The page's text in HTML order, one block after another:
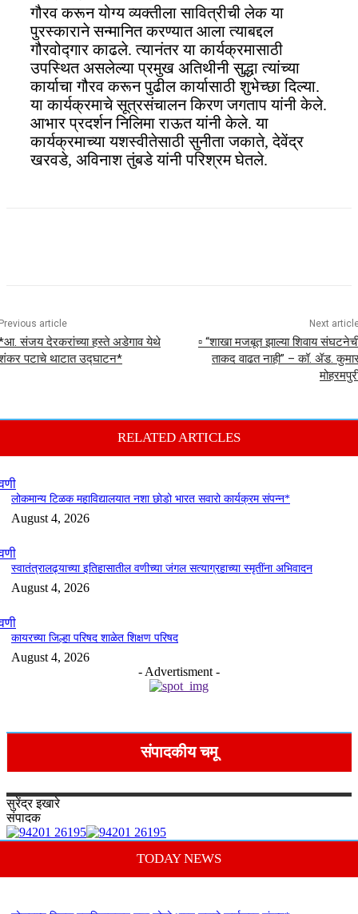
गौरव करून योग्य व्यक्तीला सावित्रीची लेक या
पुरस्काराने सन्मानित करण्यात आला त्याबद्दल
गौरवोद्गार काढले. त्यानंतर या कार्यक्रमासाठी
उपस्थित असलेल्या प्रमुख अतिथीनी सुद्धा त्यांच्या
कार्याचा गौरव करून पुढील कार्यासाठी शुभेच्छा दिल्या.
या कार्यक्रमाचे सूत्रसंचालन किरण जगताप यांनी केले.
आभार प्रदर्शन निलिमा राऊत यांनी केले. या
कार्यक्रमाच्या यशस्वीतेसाठी सुनीता जकाते, देवेंद्र
खरवडे, अविनाश तुंबडे यांनी परिश्रम घेतले.
article
संजय देरकरांच्या हस्ते अडेगाव येथे
पटाचे थाटात उद्घाटन*
Next
▫️ “शाखा मजबूत झाल्या शिवाय
ताकद वाढत नाही” – कॉ. ॲड.
RELATED ARTICLES
लोकमान्य टिळक महाविद्यालयात नशा छोडो भारत सवारो कार्यक्रम संपन्न*
August 4, 2026
स्वातंत्रालढ्याच्या इतिहासातील वणीच्या जंगल सत्याग्रहाच्या स्मृतींना अभिवादन
August 4, 2026
कायरच्या जिल्हा परिषद शाळेत शिक्षण परिषद
August 4, 2026
- Advertisment -
संपादकीय चमू
सुरेंद्र इखारे
संपादक
TODAY NEWS